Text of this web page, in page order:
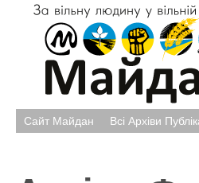
Сайт Майдан Всі Архіви